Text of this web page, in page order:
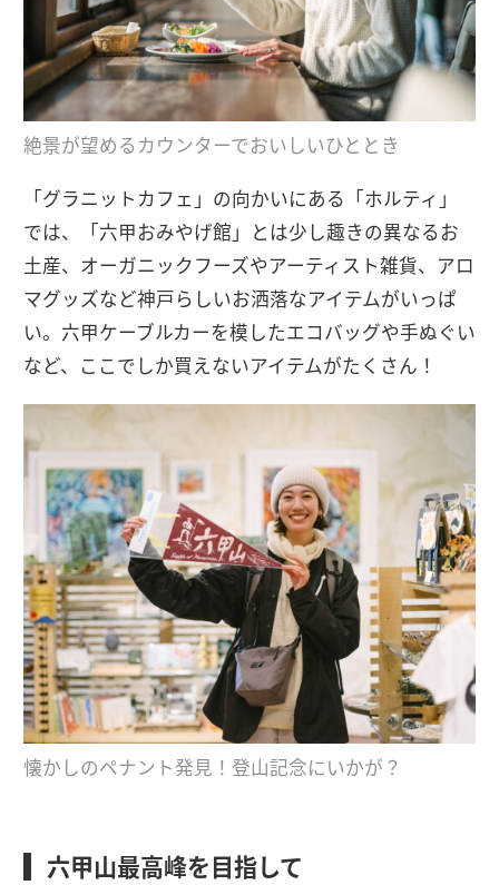
絶景が望めるカウンターでおいしいひととき
「グラニットカフェ」の向かいにある「ホルティ」
では、「六甲おみやげ館」とは少し趣きの異なるお
土産、オーガニックフーズやアーティスト雑貨、アロ
マグッズなど神戸らしいお洒落なアイテムがいっぱ
い。六甲ケーブルカーを模したエコバッグや手ぬぐい
など、ここでしか買えないアイテムがたくさん！
懐かしのペナント発見！登山記念にいかが？
六甲山最高峰を目指して